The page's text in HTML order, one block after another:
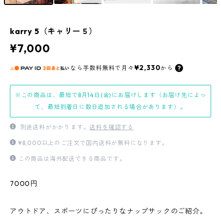
karry 5（キャリー５）
¥7,000
なら 手数料無料で 月々 ¥2,330から
※この商品は、最短で8月14日(金)にお届けします（お届け先によっ
て、最短到着日に数日追加される場合があります）。
別途送料がかかります。送料を確認する
¥8,000以上のご注文で国内送料が無料になります。
この商品は海外配送できる商品です。
7000円
アウトドア、スポーツにぴったりなナップサックのご紹介。